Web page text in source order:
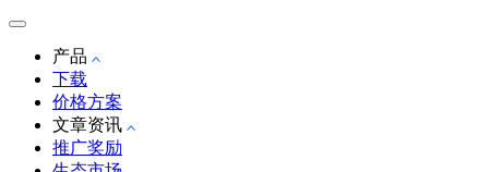
产品
下载
价格方案
文章资讯
推广奖励